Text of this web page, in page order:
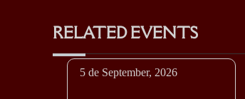
RELATED EVENTS
5 de September, 2026